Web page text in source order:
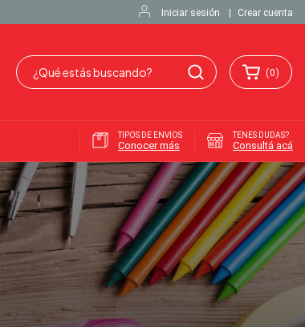
Iniciar sesión Crear cuenta
(0)
TIPOS DE ENVIOS
Conocer más
TENES DUDAS?
Consultá acá